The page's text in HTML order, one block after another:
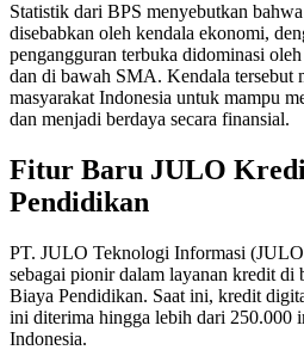
Statistik dari BPS menyebutkan
disebabkan oleh kendala ekonomi,
pengangguran terbuka didominasi
dan di bawah SMA. Kendala tersebut
masyarakat Indonesia untuk mampu
dan menjadi berdaya secara finansial.
Fitur Baru JULO
Pendidikan
PT. JULO Teknologi Informasi
sebagai pionir dalam layanan kredit
Biaya Pendidikan. Saat ini, kredit
ini diterima hingga lebih dari 250.000
Indonesia.